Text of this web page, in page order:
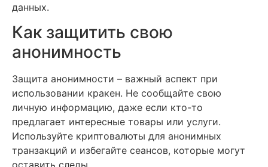
данных.
Как защитить свою
анонимность
Защита анонимности – важный аспект при
использовании кракен. Не сообщайте свою
личную информацию, даже если кто-то
предлагает интересные товары или услуги.
Используйте криптовалюты для анонимных
транзакций и избегайте сеансов, которые могут